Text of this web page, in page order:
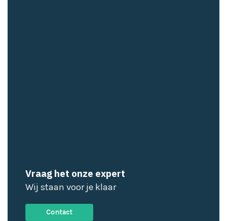
Vraag het onze expert
Wij staan voor je klaar
Contact